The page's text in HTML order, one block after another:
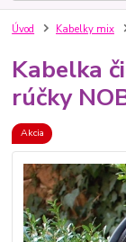
Úvod Kabelky mix
Kabelka
rúčky
Akcia